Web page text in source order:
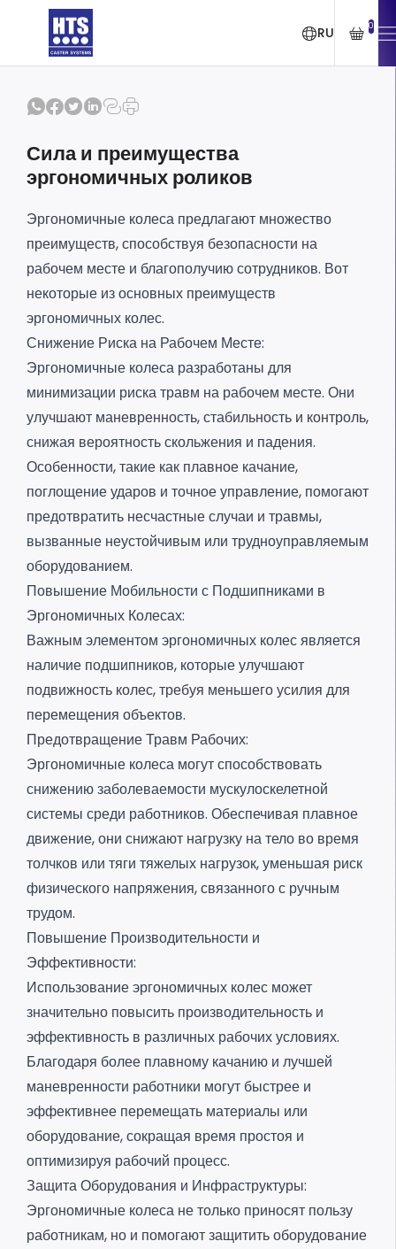
RU 0
Сила и преимущества
эргономичных роликов
Эргономичные колеса предлагают множество
преимуществ, способствуя безопасности на
рабочем месте и благополучию сотрудников. Вот
некоторые из основных преимуществ
эргономичных колес.
Снижение Риска на Рабочем Месте:
Эргономичные колеса разработаны для
минимизации риска травм на рабочем месте. Они
улучшают маневренность, стабильность и контроль,
снижая вероятность скольжения и падения.
Особенности, такие как плавное качание,
поглощение ударов и точное управление, помогают
предотвратить несчастные случаи и травмы,
вызванные неустойчивым или трудноуправляемым
оборудованием.
Повышение Мобильности с Подшипниками в
Эргономичных Колесах:
Важным элементом эргономичных колес является
наличие подшипников, которые улучшают
подвижность колес, требуя меньшего усилия для
перемещения объектов.
Предотвращение Травм Рабочих:
Эргономичные колеса могут способствовать
снижению заболеваемости мускулоскелетной
системы среди работников. Обеспечивая плавное
движение, они снижают нагрузку на тело во время
толчков или тяги тяжелых нагрузок, уменьшая риск
физического напряжения, связанного с ручным
трудом.
Повышение Производительности и
Эффективности:
Использование эргономичных колес может
значительно повысить производительность и
эффективность в различных рабочих условиях.
Благодаря более плавному качанию и лучшей
маневренности работники могут быстрее и
эффективнее перемещать материалы или
оборудование, сокращая время простоя и
оптимизируя рабочий процесс.
Защита Оборудования и Инфраструктуры:
Эргономичные колеса не только приносят пользу
работникам, но и помогают защитить оборудование